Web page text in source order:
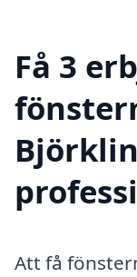
Få 3
Att få